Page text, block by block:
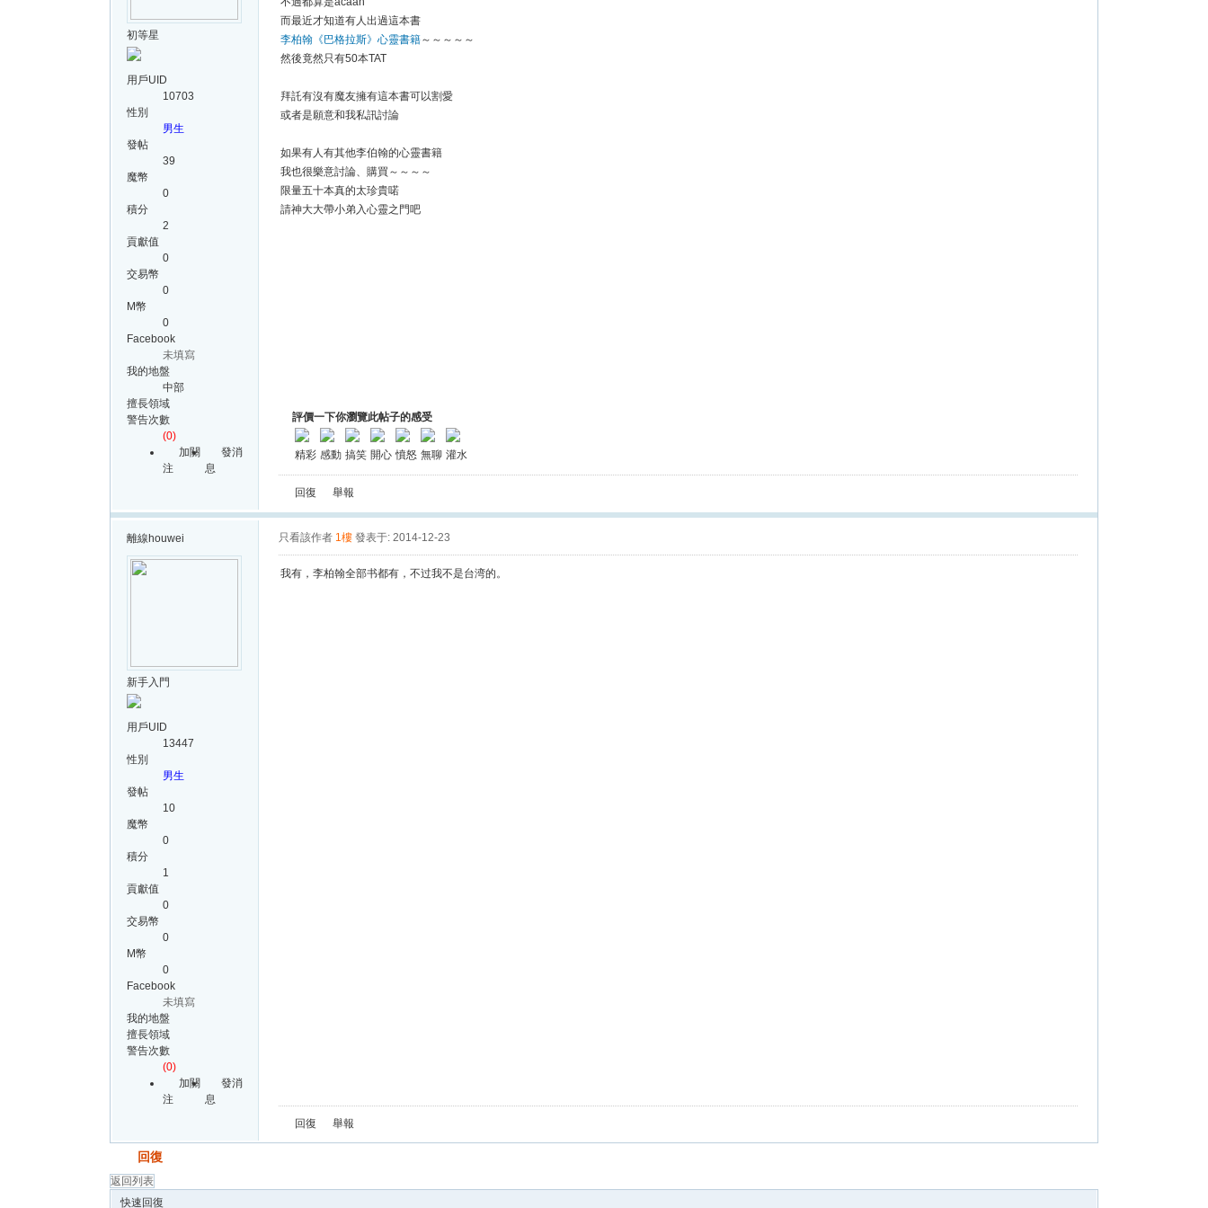
初等星
用戶UID
10703
性別
男生
發帖
39
魔幣
0
積分
2
貢獻值
0
交易幣
0
M幣
0
Facebook
未填寫
我的地盤
中部
擅長領域
警告次數
(0)
加關
注
發消
息
而最近才知道有人出過這本書
李柏翰《巴格拉斯》心靈書籍～～～～～
然後竟然只有50本TAT
拜託有沒有魔友擁有這本書可以割愛
或者是願意和我私訊討論
如果有人有其他李伯翰的心靈書籍
我也很樂意討論、購買～～～～
限量五十本真的太珍貴喏
請神大大帶小弟入心靈之門吧
評價一下你瀏覽此帖子的感受
精彩 感動 搞笑 開心 憤怒 無聊 灌水
回復 舉報
離線 houwei
新手入門
用戶UID
13447
性別
男生
發帖
10
魔幣
0
積分
1
貢獻值
0
交易幣
0
M幣
0
Facebook
未填寫
我的地盤
擅長領域
警告次數
(0)
加關
注
發消
息
只看該作者 1樓 發表于: 2014-12-23
我有，李柏翰全部书都有，不过我不是台湾的。
回復 舉報
回復
返回列表
快速回復